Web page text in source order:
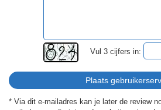
Vul 3 cijfers in:
* Via dit e-mailadres kan je later de review